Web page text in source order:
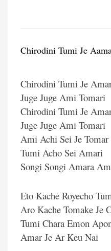
Chirodini Tumi Je
Chirodini Tumi Je
Juge Juge Ami Tomari
Chirodini Tumi Je
Juge Juge Ami Tomari
Ami Achi Sei Je Tomar
Tumi Acho Sei Amari
Songi Songi Amara
Eto Kache Royecho
Aro Kache Tomake Je
Tumi Chara Emon
Amar Je Ar Keu Nai